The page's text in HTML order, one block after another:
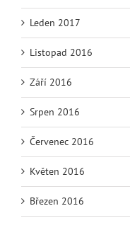
Leden 2017
Listopad 2016
Září 2016
Srpen 2016
Červenec 2016
Květen 2016
Březen 2016